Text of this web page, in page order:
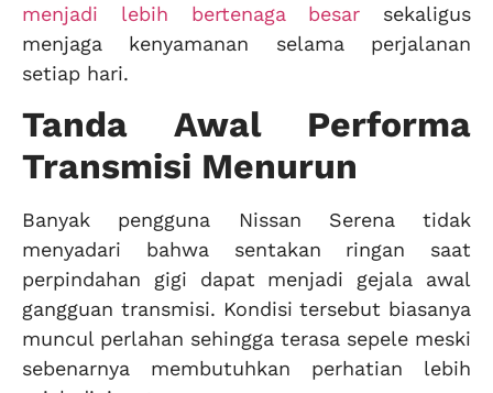
menjadi lebih bertenaga besar sekaligus
menjaga kenyamanan selama perjalanan
setiap hari.
Tanda Awal Performa
Transmisi Menurun
Banyak pengguna Nissan Serena tidak
menyadari bahwa sentakan ringan saat
perpindahan gigi dapat menjadi gejala awal
gangguan transmisi. Kondisi tersebut biasanya
muncul perlahan sehingga terasa sepele meski
sebenarnya membutuhkan perhatian lebih